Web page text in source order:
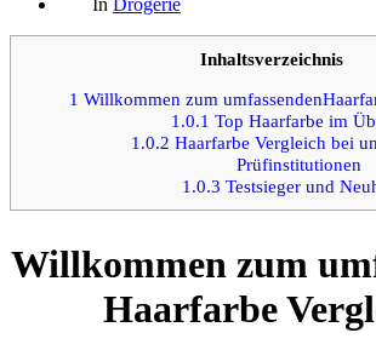
Inhaltsverzeichnis
1 Willkommen zum
1.0.1 Top Haarfarbe im
1.0.2 Haarfarbe Vergleich bei
Prüfinstitutionen
1.0.3 Testsieger und
Willkommen zum
Haarfarbe